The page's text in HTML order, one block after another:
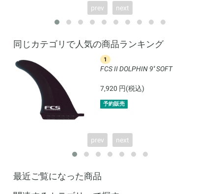
prev next
同じカテゴリで人気の商品ランキング
1
FCS II DOLPHIN 9'' SOFT
7,920 円(税込)
予約販売
prev next
最近ご覧になった商品